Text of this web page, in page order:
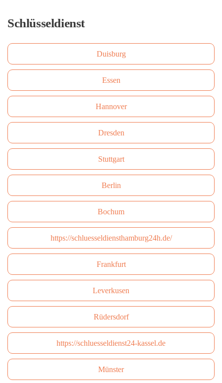
Schlüsseldienst
Duisburg
Essen
Hannover
Dresden
Stuttgart
Berlin
Bochum
https://schluesseldiensthamburg24h.de/
Frankfurt
Leverkusen
Rüdersdorf
https://schluesseldienst24-kassel.de
Münster